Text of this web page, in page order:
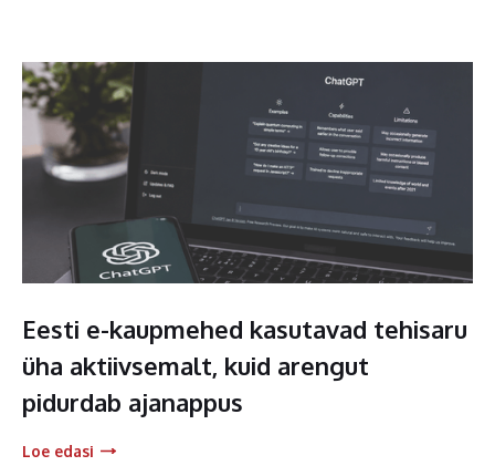
Eesti e-kaupmehed kasutavad tehisaru
üha aktiivsemalt, kuid arengut
pidurdab ajanappus
Loe edasi